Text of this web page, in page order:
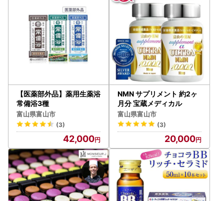
【医薬部外品】薬用生薬浴
常備浴3種
富山県富山市
(3)
42,000
NMN サプリメント 約2ヶ
月分 宝蔵メディカル
富山県富山市
(3)
20,000